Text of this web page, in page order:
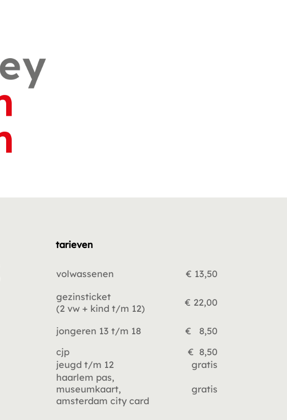
tarieven
volwassenen
€ 13,50
gezinsticket
(2 vw + kind t/m 12)
€ 22,00
jongeren 13 t/m 18
€ 8,50
cjp
€ 8,50
jeugd t/m 12
gratis
haarlem pas,
museumkaart,
amsterdam city card
gratis